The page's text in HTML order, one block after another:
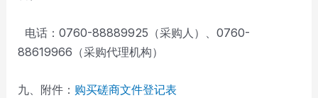
电话：0760-88889925（采购人）、0760-
88619966（采购代理机构）
九、附件： 购买磋商文件登记表